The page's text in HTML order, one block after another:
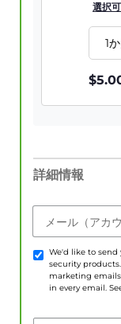
選択
1
$
詳細情報
メール（アカ
We'd like to send
security
marketing
in every email.